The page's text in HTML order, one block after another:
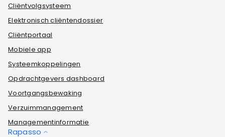
Cliëntvolgsysteem
Elektronisch cliëntendossier
Cliëntportaal
Mobiele app
Systeemkoppelingen
Opdrachtgevers dashboard
Voortgangsbewaking
Verzuimmanagement
Managementinformatie
Rapasso